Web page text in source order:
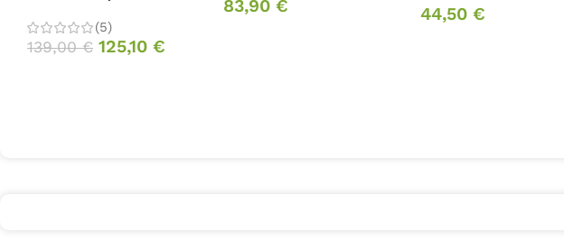
(5)
139,00€ 125,10 €
83,90€ 44,50 €